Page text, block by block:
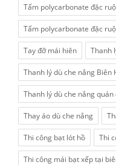
Tấm polycarbonate đặc
Tấm polycarbonate đặc
Tay đỡ mái hiên Thanh
Thanh lý dù che nắng Biên
Thanh lý dù che nắng quán
Thay áo dù che nắng
Thi công bạt lót hồ Thi
Thi công mái bạt xếp tại